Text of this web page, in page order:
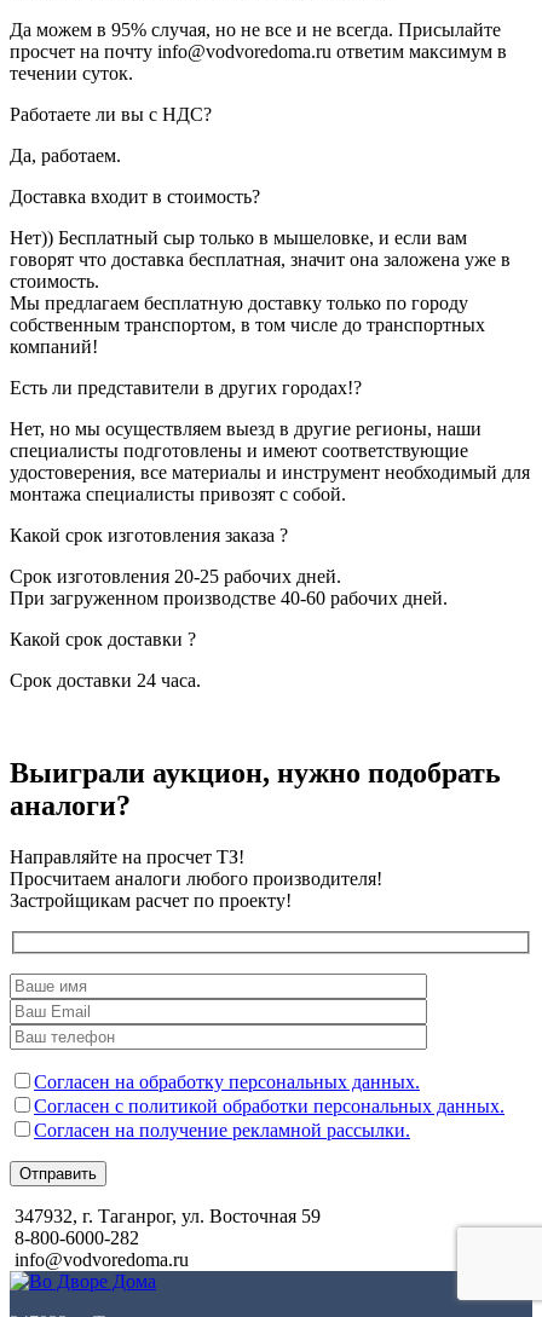
Да можем в 95% случая, но не все и не всегда. Присылайте
просчет на почту info@vodvoredoma.ru ответим максимум в
течении суток.
Работаете ли вы с НДС?
Да, работаем.
Доставка входит в стоимость?
Нет)) Бесплатный сыр только в мышеловке, и если вам
говорят что доставка бесплатная, значит она заложена уже в
стоимость.
Мы предлагаем бесплатную доставку только по городу
собственным транспортом, в том числе до транспортных
компаний!
Есть ли представители в других городах!?
Нет, но мы осуществляем выезд в другие регионы, наши
специалисты подготовлены и имеют соответствующие
удостоверения, все материалы и инструмент необходимый для
монтажа специалисты привозят с собой.
Какой срок изготовления заказа ?
Срок изготовления 20-25 рабочих дней.
При загруженном производстве 40-60 рабочих дней.
Какой срок доставки ?
Срок доставки 24 часа.
Выиграли аукцион, нужно подобрать
аналоги?
Направляйте на просчет ТЗ!
Просчитаем аналоги любого производителя!
Застройщикам расчет по проекту!
Согласен на обработку персональных данных.
Согласен с политикой обработки персональных данных.
Согласен на получение рекламной рассылки.
Отправить
347932, г. Таганрог, ул. Восточная 59
8-800-6000-282
info@vodvoredoma.ru